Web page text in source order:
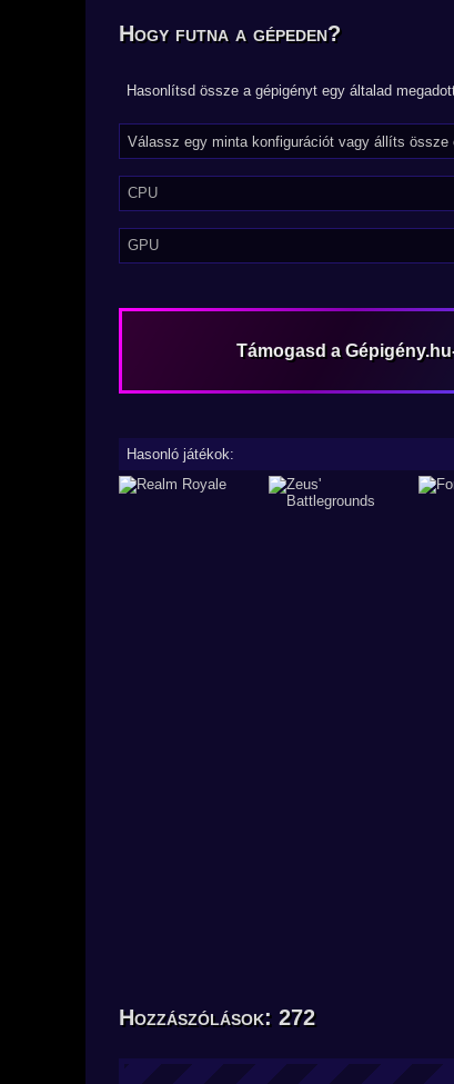
Hogy futna a gépeden?
Hasonlítsd össze a gépigényt egy általad
CPU
GPU
Támogasd a
Hasonló játékok:
Hozzászólások: 272